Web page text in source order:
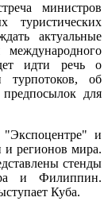
министров
туристических
актуальные
идти речь о
турпотоков, об
для
и
и регионов мира.
стенды
и Филиппин.
Куба.